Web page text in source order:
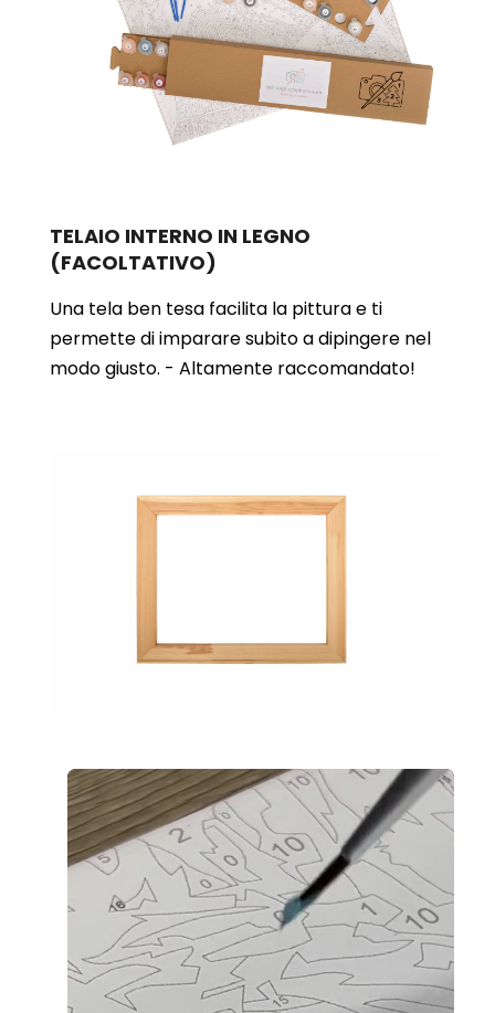
TELAIO INTERNO IN LEGNO
(FACOLTATIVO)
Una tela ben tesa facilita la pittura e ti
permette di imparare subito a dipingere nel
modo giusto. - Altamente raccomandato!